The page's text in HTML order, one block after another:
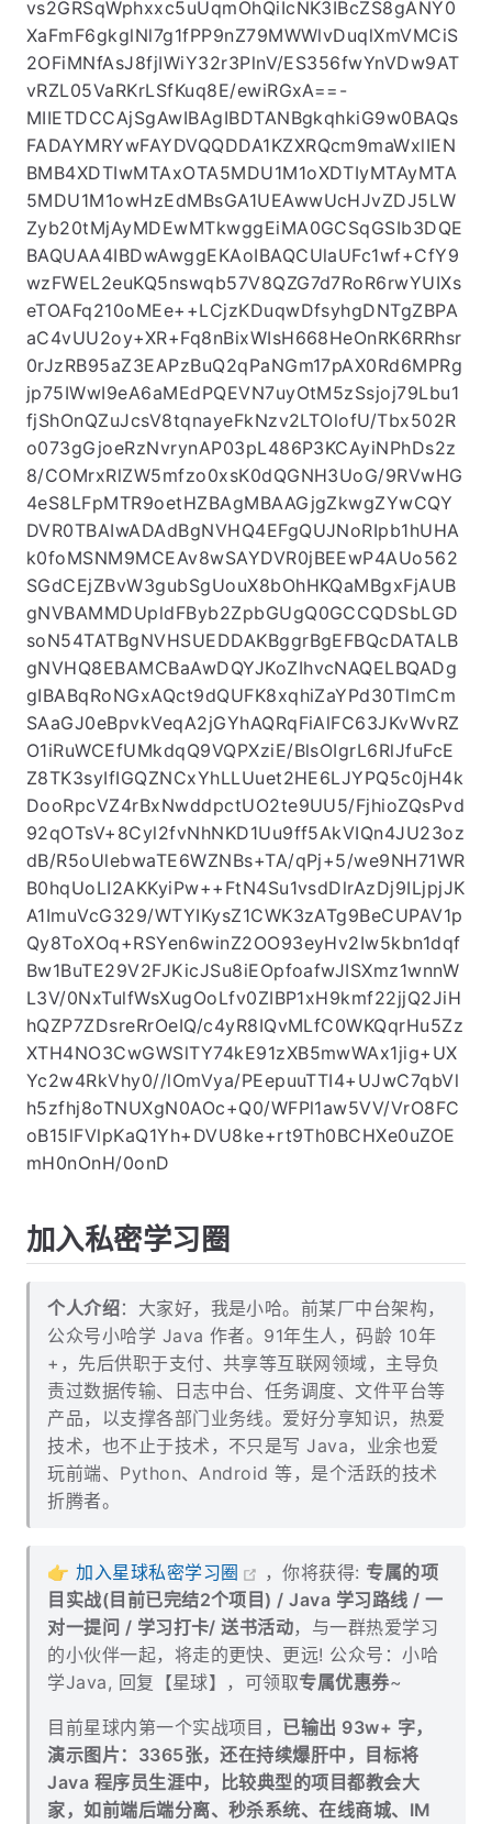
vs2GRSqWphxxc5uUqmOhQiIcNK3IBcZS8gANY0
XaFmF6gkglNl7g1fPP9nZ79MWWlvDuqlXmVMCiS
2OFiMNfAsJ8fjIWiY32r3PlnV/ES356fwYnVDw9AT
vRZL05VaRKrLSfKuq8E/ewiRGxA==-
MIIETDCCAjSgAwIBAgIBDTANBgkqhkiG9w0BAQs
FADAYMRYwFAYDVQQDDA1KZXRQcm9maWxlIEN
BMB4XDTIwMTAxOTA5MDU1M1oXDTIyMTAyMTA
5MDU1M1owHzEdMBsGA1UEAwwUcHJvZDJ5LW
Zyb20tMjAyMDEwMTkwggEiMA0GCSqGSIb3DQE
BAQUAA4IBDwAwggEKAoIBAQCUlaUFc1wf+CfY9
wzFWEL2euKQ5nswqb57V8QZG7d7RoR6rwYUIXs
eTOAFq210oMEe++LCjzKDuqwDfsyhgDNTgZBPA
aC4vUU2oy+XR+Fq8nBixWIsH668HeOnRK6RRhsr
0rJzRB95aZ3EAPzBuQ2qPaNGm17pAX0Rd6MPRg
jp75IWwI9eA6aMEdPQEVN7uyOtM5zSsjoj79Lbu1
fjShOnQZuJcsV8tqnayeFkNzv2LTOlofU/Tbx502R
o073gGjoeRzNvrynAP03pL486P3KCAyiNPhDs2z
8/COMrxRlZW5mfzo0xsK0dQGNH3UoG/9RVwHG
4eS8LFpMTR9oetHZBAgMBAAGjgZkwgZYwCQY
DVR0TBAIwADAdBgNVHQ4EFgQUJNoRIpb1hUHA
k0foMSNM9MCEAv8wSAYDVR0jBEEwP4AUo562
SGdCEjZBvW3gubSgUouX8bOhHKQaMBgxFjAUB
gNVBAMMDUpldFByb2ZpbGUgQ0GCCQDSbLGD
soN54TATBgNVHSUEDDAKBggrBgEFBQcDATALB
gNVHQ8EBAMCBaAwDQYJKoZIhvcNAQELBQADg
gIBABqRoNGxAQct9dQUFK8xqhiZaYPd30TlmCm
SAaGJ0eBpvkVeqA2jGYhAQRqFiAlFC63JKvWvRZ
O1iRuWCEfUMkdqQ9VQPXziE/BlsOIgrL6RlJfuFcE
Z8TK3syIfIGQZNCxYhLLUuet2HE6LJYPQ5c0jH4k
DooRpcVZ4rBxNwddpctUO2te9UU5/FjhioZQsPvd
92qOTsV+8Cyl2fvNhNKD1Uu9ff5AkVIQn4JU23oz
dB/R5oUlebwaTE6WZNBs+TA/qPj+5/we9NH71WR
B0hqUoLI2AKKyiPw++FtN4Su1vsdDlrAzDj9ILjpjJK
A1ImuVcG329/WTYIKysZ1CWK3zATg9BeCUPAV1p
Qy8ToXOq+RSYen6winZ2OO93eyHv2Iw5kbn1dqf
Bw1BuTE29V2FJKicJSu8iEOpfoafwJISXmz1wnnW
L3V/0NxTulfWsXugOoLfv0ZIBP1xH9kmf22jjQ2JiH
hQZP7ZDsreRrOeIQ/c4yR8IQvMLfC0WKQqrHu5Zz
XTH4NO3CwGWSlTY74kE91zXB5mwWAx1jig+UX
Yc2w4RkVhy0//lOmVya/PEepuuTTI4+UJwC7qbVl
h5zfhj8oTNUXgN0AOc+Q0/WFPl1aw5VV/VrO8FC
oB15lFVlpKaQ1Yh+DVU8ke+rt9Th0BCHXe0uZOE
mH0nOnH/0onD
加入私密学习圈
个人介绍：大家好，我是小哈。前某厂中台架构，
公众号小哈学 Java 作者。91年生人，码龄 10年
+，先后供职于支付、共享等互联网领域，主导负
责过数据传输、日志中台、任务调度、文件平台等
产品，以支撑各部门业务线。爱好分享知识，热爱
技术，也不止于技术，不只是写 Java，业余也爱
玩前端、Python、Android 等，是个活跃的技术
折腾者。
👉加入星球私密学习圈 ，你将获得: 专属的项
目实战(目前已完结2个项目) / Java 学习路线 / 一
对一提问 / 学习打卡/ 送书活动，与一群热爱学习
的小伙伴一起，将走的更快、更远! 公众号：小哈
学Java, 回复【星球】，可领取专属优惠券~
目前星球内第一个实战项目， 已输出 93w+ 字，
演示图片：3365张，还在持续爆肝中，目标将
Java 程序员生涯中，比较典型的项目都教会大
家，如前端后端分离、秒杀系统、在线商城、IM